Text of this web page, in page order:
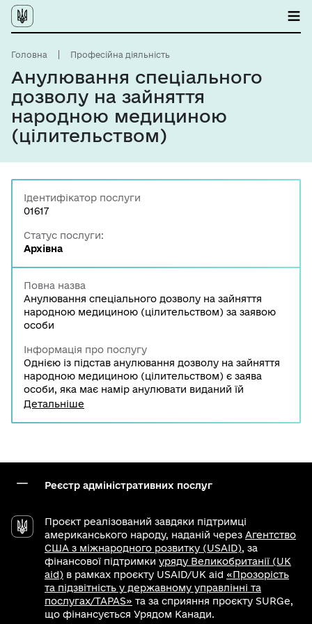
Головна Професійна діяльність
Анулювання спеціального
дозволу на зайняття
народною медициною
(цілительством)
Ідентифікатор послуги
01617
Статус послуги:
Архівна
Повна назва
Анулювання спеціального дозволу на зайняття
народною медициною (цілительством) за заявою
особи
Інформація про послугу
Однією із підстав анулювання дозволу на зайняття
народною медициною (цілительством) є заява
особи, яка має намір анулювати виданий їй
спеціальний дозвіл. Анулювання дозволу
Детальніше
Реєстр адміністративних послуг
Проєкт реалізований завдяки підтримці
американського народу, наданій через Агентство
США з міжнародного розвитку (USAID), за
фінансової підтримки уряду Великобританії (UK
aid) в рамках проєкту USAID/UK aid «Прозорість
та підзвітність у державному управлінні та
послугах/TAPAS» та за сприяння проєкту SURGe,
що фінансується Урядом Канади.